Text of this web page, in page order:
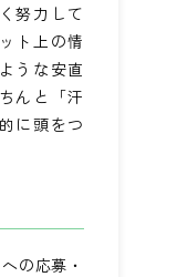
努力して
ト上の情
うな安直
んと「汗
に頭をつ
の応募・